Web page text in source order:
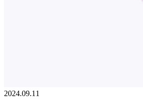
2024.09.11